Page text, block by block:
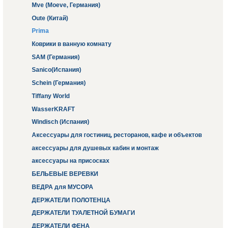
Mve (Moeve, Германия)
Oute (Китай)
Prima
Коврики в ванную комнату
SAM (Германия)
Sanico(Испания)
Schein (Германия)
Tiffany World
WasserKRAFT
Windisch (Испания)
Аксессуары для гостиниц, ресторанов, кафе и объектов
аксессуары для душевых кабин и монтаж
аксессуары на присосках
БЕЛЬЕВЫЕ ВЕРЕВКИ
ВЕДРА для МУСОРА
ДЕРЖАТЕЛИ ПОЛОТЕНЦА
ДЕРЖАТЕЛИ ТУАЛЕТНОЙ БУМАГИ
ДЕРЖАТЕЛИ ФЕНА